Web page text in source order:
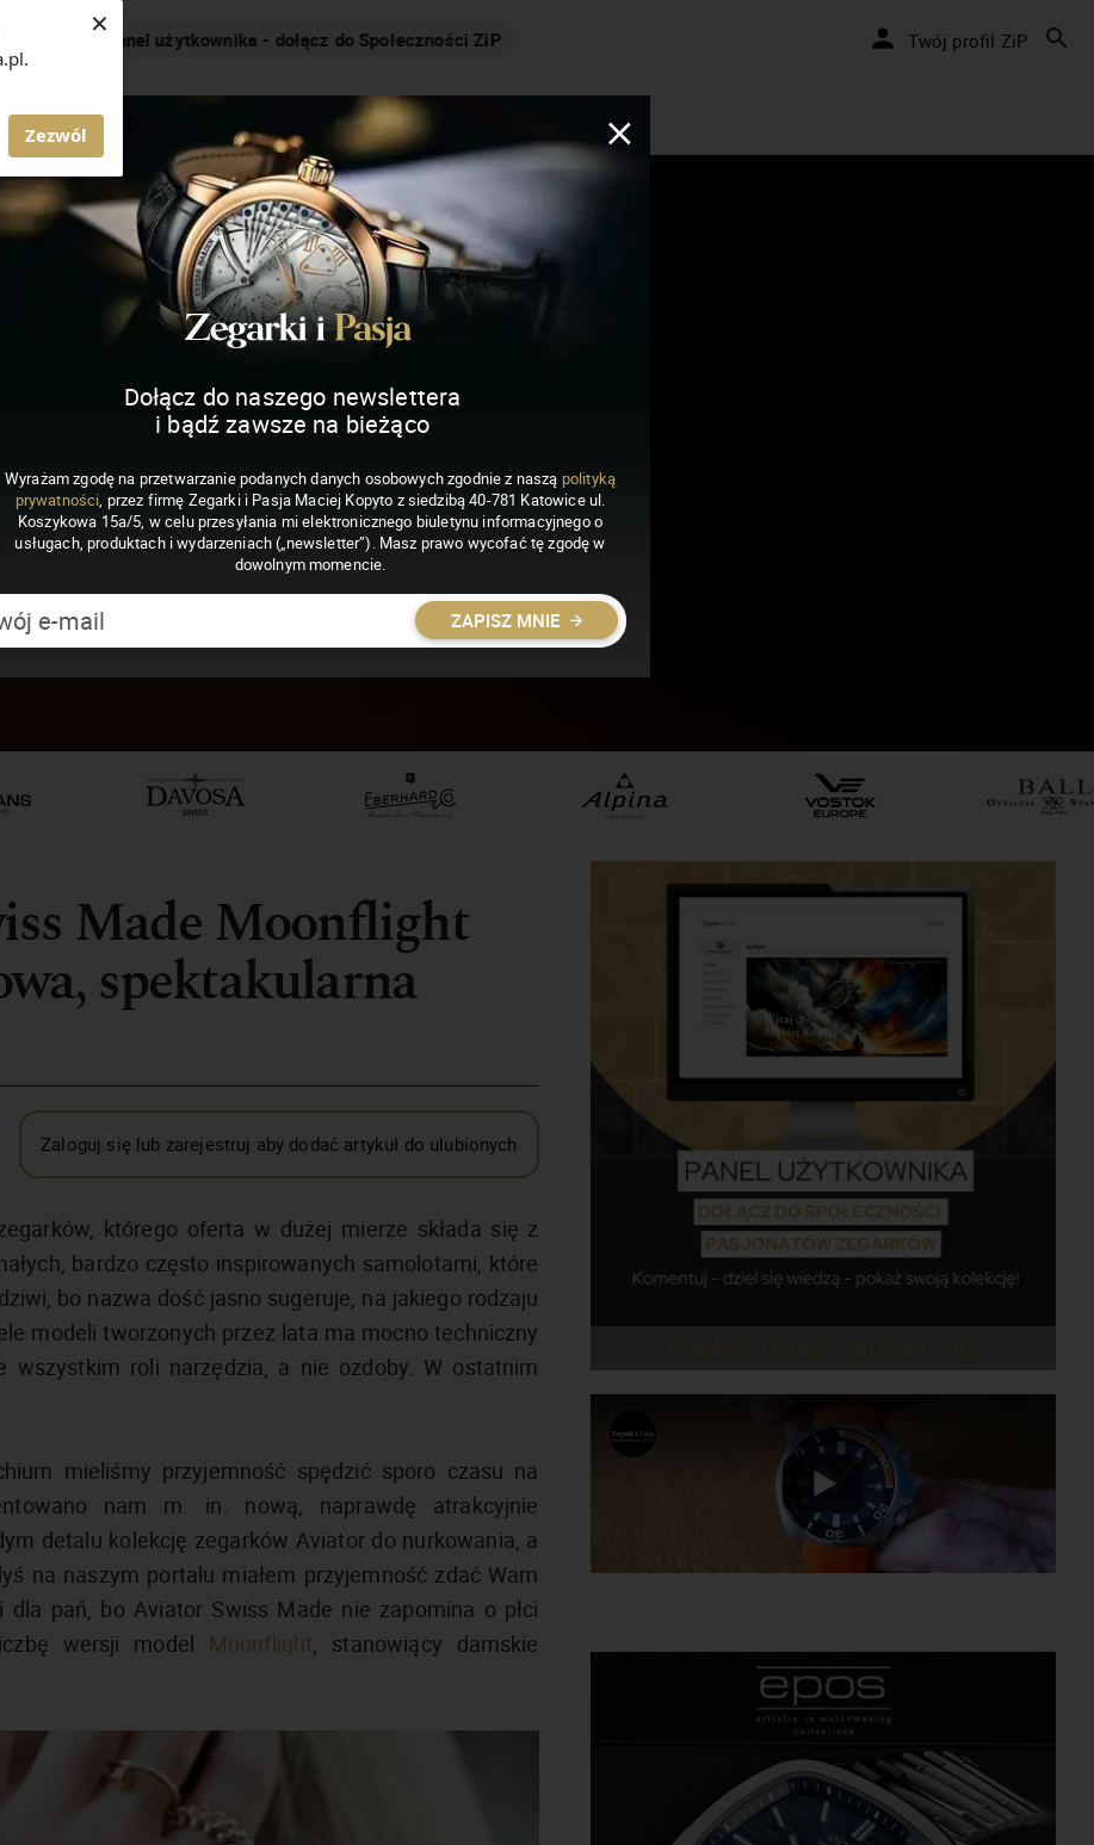
Zezwól
× Nakręcamy pozytywnie... cały czas! Twój profil ZiP
MAGAZYN ZEGARKI I PASJA
Made Moonflight
spektakularna
Zaloguj się lub zarejestruj aby dodać artykuł do ulubionych
którego oferta w dużej mierze składa się z
bardzo często inspirowanych samolotami, które
bo nazwa dość jasno sugeruje, na jakiego rodzaju
modeli tworzonych przez lata ma mocno techniczny
wszystkim roli narzędzia, a nie ozdoby. W ostatnim
mieliśmy przyjemność spędzić sporo czasu na
nam m. in. nową, naprawdę atrakcyjnie
detalu kolekcję zegarków Aviator do nurkowania, a
na naszym portalu miałem przyjemność zdać Wam
pań, bo Aviator Swiss Made nie zapomina o płci
wersji model Moonflight , stanowiący damskie
Dołącz do naszego newslettera
i bądź zawsze na bieżąco
Wyrażam zgodę na przetwarzanie podanych danych osobowych zgodnie z naszą polityką
prywatności, przez firmę Zegarki i Pasja Maciej Kopyto z siedzibą 40-781 Katowice ul.
Koszykowa 15a/5, w celu przesyłania mi elektronicznego biuletynu informacyjnego o
usługach, produktach i wydarzeniach („newsletter”). Masz prawo wycofać tę zgodę w
dowolnym momencie.
ZAPISZ MNIE